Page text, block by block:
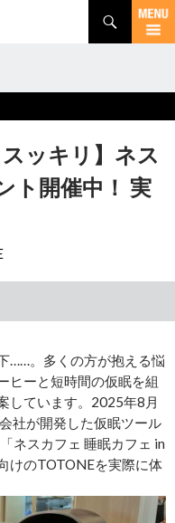
スッキリ】ネス
ト開催中！ 実
……。多くの方が抱える悩
ヒーと短時間の仮眠を組
しています。2025年8月
社が開発した仮眠ツール
ネスカフェ 睡眠カフェ in
けのTOTONEを実際に体